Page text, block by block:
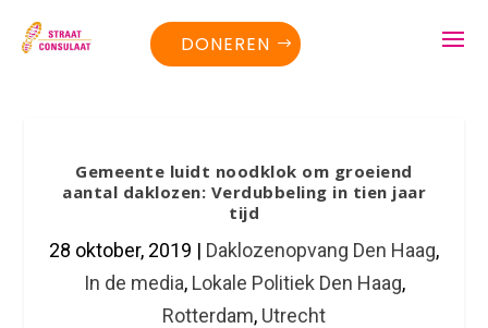
DONEREN
Gemeente luidt noodklok om groeiend
aantal daklozen: Verdubbeling in tien jaar
tijd
28 oktober, 2019 | Daklozenopvang Den Haag,
In de media, Lokale Politiek Den Haag,
Rotterdam, Utrecht